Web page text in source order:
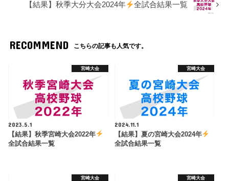
【結果】秋季大分大会2024年 全試合結果一覧
RECOMMEND こちらの記事も人気です。
宮崎大会
2023.5.1
【結果】秋季宮崎大会2022年
全試合結果一覧
宮崎大会
2024.11.1
【結果】夏の宮崎大会2024年
全試合結果一覧
宮崎大会 宮崎大会